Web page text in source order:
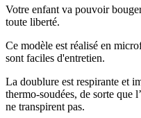
Votre enfant va pouvoir
toute liberté.
Ce modèle est réalisé en
sont faciles d'entretien.
La doublure est respirante et
thermo-soudées, de sorte que
ne transpirent pas.